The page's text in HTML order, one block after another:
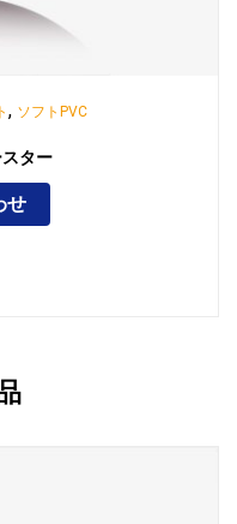
, ソフトPVC
ター
せ